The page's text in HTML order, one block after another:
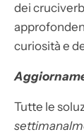
dei
curiosità e
Tutte le